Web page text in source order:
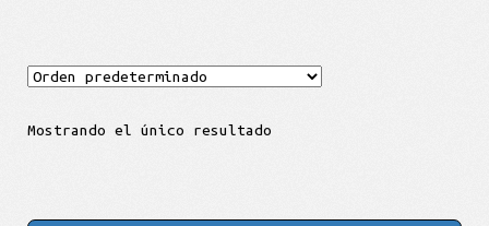
Mostrando el único resultado